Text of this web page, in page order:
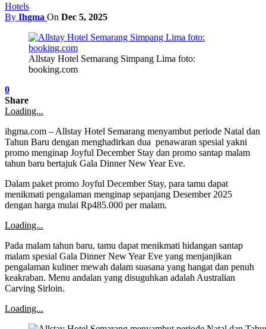
Hotels
By Ihgma On Dec 5, 2025
Allstay Hotel Semarang Simpang Lima foto:
booking.com
0
Share
Loading...
ihgma.com – Allstay Hotel Semarang menyambut periode Natal dan
Tahun Baru dengan menghadirkan dua penawaran spesial yakni
promo menginap Joyful December Stay dan promo santap malam
tahun baru bertajuk Gala Dinner New Year Eve.
Dalam paket promo Joyful December Stay, para tamu dapat
menikmati pengalaman menginap sepanjang Desember 2025
dengan harga mulai Rp485.000 per malam.
Loading...
Pada malam tahun baru, tamu dapat menikmati hidangan santap
malam spesial Gala Dinner New Year Eve yang menjanjikan
pengalaman kuliner mewah dalam suasana yang hangat dan penuh
keakraban. Menu andalan yang disuguhkan adalah Australian
Carving Sirloin.
Loading...